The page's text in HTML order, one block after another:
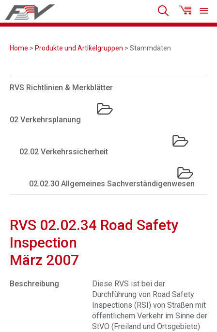
Home > Produkte und Artikelgruppen > Stammdaten
RVS Richtlinien & Merkblätter
02 Verkehrsplanung
02.02 Verkehrssicherheit
02.02.30 Allgemeines Sachverständigenwesen
RVS 02.02.34 Road Safety
Inspection
März 2007
Beschreibung
Diese RVS ist bei der
Durchführung von Road Safety
Inspections (RSI) von Straßen mit
öffentlichem Verkehr im Sinne der
StVO (Freiland und Ortsgebiete)